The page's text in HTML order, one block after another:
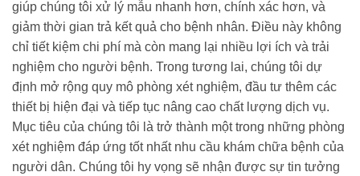
giúp chúng tôi xử lý mẫu nhanh hơn, chính xác hơn, và
giảm thời gian trả kết quả cho bệnh nhân. Điều này không
chỉ tiết kiệm chi phí mà còn mang lại nhiều lợi ích và trải
nghiệm cho người bệnh. Trong tương lai, chúng tôi dự
định mở rộng quy mô phòng xét nghiệm, đầu tư thêm các
thiết bị hiện đại và tiếp tục nâng cao chất lượng dịch vụ.
Mục tiêu của chúng tôi là trở thành một trong những phòng
xét nghiệm đáp ứng tốt nhất nhu cầu khám chữa bệnh của
người dân. Chúng tôi hy vọng sẽ nhận được sự tin tưởng